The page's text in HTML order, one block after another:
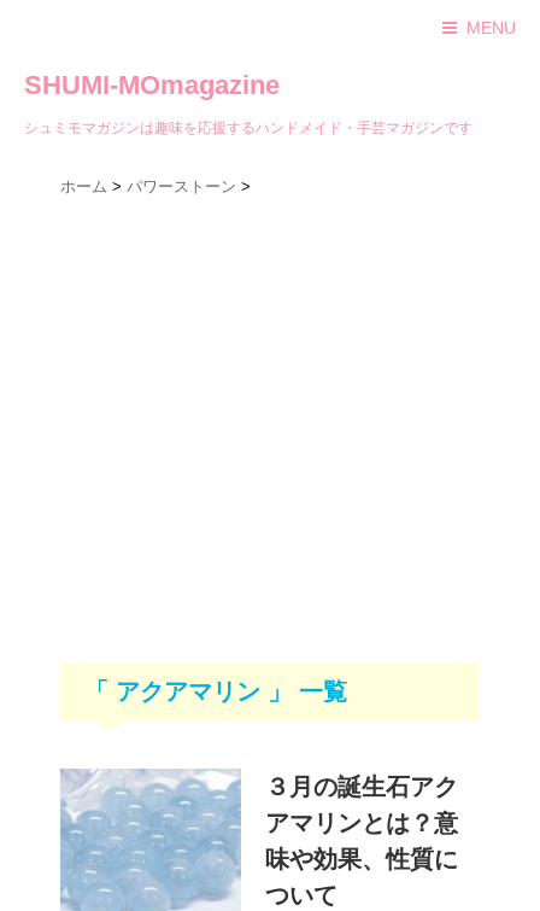
MENU
SHUMI-MOmagazine
シュミモマガジンは趣味を応援するハンドメイド・手芸マガジンです
ホーム > パワーストーン >
「 アクアマリン 」 一覧
３月の誕生石アク
アマリンとは？意
味や効果、性質に
ついて